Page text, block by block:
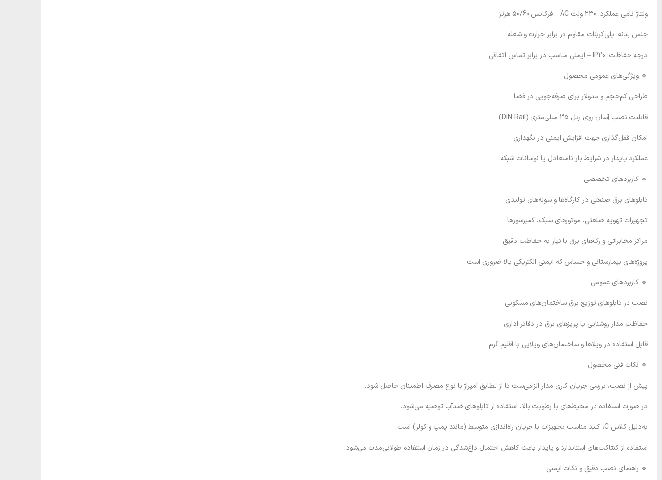
ولتاژ نامی عملکرد: 230 ولت AC – فرکانس 50/60 هرتز
جنس بدنه: پلی‌کربنات مقاوم در برابر حرارت و شعله
درجه حفاظت: IP20 – ایمنی مناسب در برابر تماس اتفاقی
🔹 ویژگی‌های عمومی محصول
طراحی کم‌حجم و مدولار برای صرفه‌جویی در فضا
قابلیت نصب آسان روی ریل 35 میلی‌متری (DIN Rail)
امکان قفل‌گذاری جهت افزایش ایمنی در نگهداری
عملکرد پایدار در شرایط بار نامتعادل یا نوسانات شبکه
🔹 کاربردهای تخصصی
تابلوهای برق صنعتی در کارگاه‌ها و سوله‌های تولیدی
تجهیزات تهویه صنعتی، موتورهای سبک، کمپرسورها
مراکز مخابراتی و رک‌های برق با نیاز به حفاظت دقیق
پروژه‌های بیمارستانی و حساس که ایمنی الکتریکی بالا ضروری است
🔹 کاربردهای عمومی
نصب در تابلوهای توزیع برق ساختمان‌های مسکونی
حفاظت مدار روشنایی یا پریزهای برق در دفاتر اداری
قابل استفاده در ویلاها و ساختمان‌های ویلایی با اقلیم گرم
🔹 نکات فنی محصول
پیش از نصب، بررسی جریان کاری مدار الزامی‌ست تا از تطابق آمپراژ با نوع مصرف اطمینان حاصل شود.
در صورت استفاده در محیط‌های با رطوبت بالا، استفاده از تابلوهای ضدآب توصیه می‌شود.
به‌دلیل کلاس C، کلید مناسب تجهیزات با جریان راه‌اندازی متوسط (مانند پمپ و کولر) است.
استفاده از کنتاکت‌های استاندارد و پایدار باعث کاهش احتمال داغ‌شدگی در زمان استفاده طولانی‌مدت می‌شود.
🔹 راهنمای نصب دقیق و نکات ایمنی